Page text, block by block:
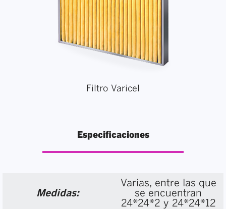
Filtro Varicel
Especificaciones
Medidas:
Varias, entre las que
se encuentran
24*24*2 y 24*24*12